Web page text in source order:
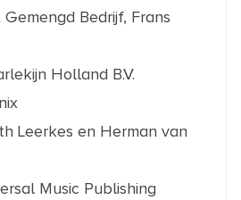
Bedrijf, Frans
Holland B.V.
Leerkes en Herman van
Music Publishing